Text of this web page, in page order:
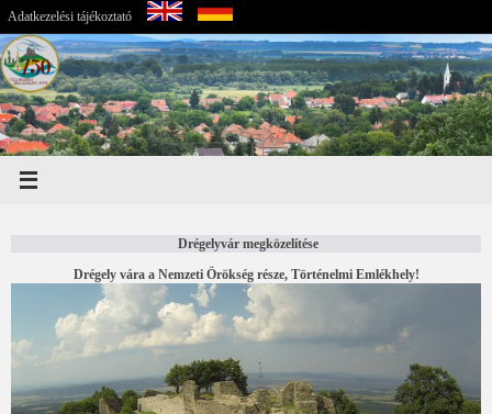
Adatkezelési tájékoztató
Drégelyvár megközelítése
Drégely vára a Nemzeti Örökség része, Történelmi Emlékhely!